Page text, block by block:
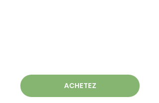
ACHETEZ